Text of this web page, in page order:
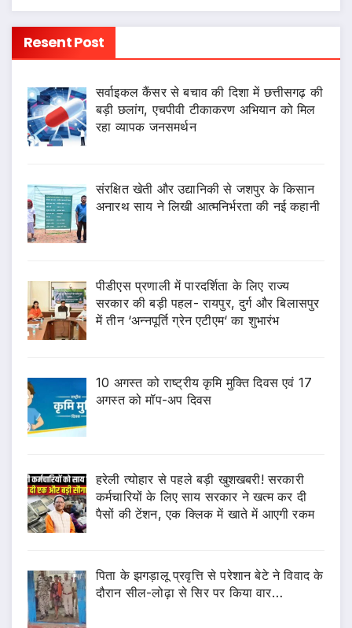
Resent Post
सर्वाइकल कैंसर से बचाव की दिशा में छत्तीसगढ़ की
बड़ी छलांग, एचपीवी टीकाकरण अभियान को मिल
रहा व्यापक जनसमर्थन
संरक्षित खेती और उद्यानिकी से जशपुर के किसान
अनारथ साय ने लिखी आत्मनिर्भरता की नई कहानी
पीडीएस प्रणाली में पारदर्शिता के लिए राज्य
सरकार की बड़ी पहल- रायपुर, दुर्ग और बिलासपुर
में तीन ‘अन्नपूर्ति ग्रेन एटीएम‘ का शुभारंभ
10 अगस्त को राष्ट्रीय कृमि मुक्ति दिवस एवं 17
अगस्त को मॉप-अप दिवस
हरेली त्योहार से पहले बड़ी खुशखबरी! सरकारी
कर्मचारियों के लिए साय सरकार ने खत्म कर दी
पैसों की टेंशन, एक क्लिक में खाते में आएगी रकम
पिता के झगड़ालू प्रवृत्ति से परेशान बेटे ने विवाद के
दौरान सील-लोढ़ा से सिर पर किया वार…